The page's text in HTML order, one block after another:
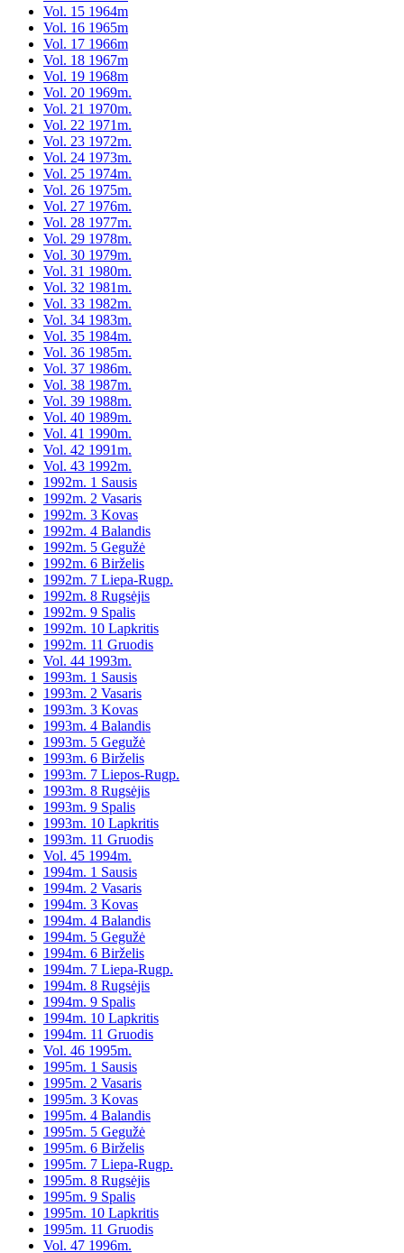
Vol. 15 1964m
Vol. 16 1965m
Vol. 17 1966m
Vol. 18 1967m
Vol. 19 1968m
Vol. 20 1969m.
Vol. 21 1970m.
Vol. 22 1971m.
Vol. 23 1972m.
Vol. 24 1973m.
Vol. 25 1974m.
Vol. 26 1975m.
Vol. 27 1976m.
Vol. 28 1977m.
Vol. 29 1978m.
Vol. 30 1979m.
Vol. 31 1980m.
Vol. 32 1981m.
Vol. 33 1982m.
Vol. 34 1983m.
Vol. 35 1984m.
Vol. 36 1985m.
Vol. 37 1986m.
Vol. 38 1987m.
Vol. 39 1988m.
Vol. 40 1989m.
Vol. 41 1990m.
Vol. 42 1991m.
Vol. 43 1992m.
1992m. 1 Sausis
1992m. 2 Vasaris
1992m. 3 Kovas
1992m. 4 Balandis
1992m. 5 Gegužė
1992m. 6 Birželis
1992m. 7 Liepa-Rugp.
1992m. 8 Rugsėjis
1992m. 9 Spalis
1992m. 10 Lapkritis
1992m. 11 Gruodis
Vol. 44 1993m.
1993m. 1 Sausis
1993m. 2 Vasaris
1993m. 3 Kovas
1993m. 4 Balandis
1993m. 5 Gegužė
1993m. 6 Birželis
1993m. 7 Liepos-Rugp.
1993m. 8 Rugsėjis
1993m. 9 Spalis
1993m. 10 Lapkritis
1993m. 11 Gruodis
Vol. 45 1994m.
1994m. 1 Sausis
1994m. 2 Vasaris
1994m. 3 Kovas
1994m. 4 Balandis
1994m. 5 Gegužė
1994m. 6 Birželis
1994m. 7 Liepa-Rugp.
1994m. 8 Rugsėjis
1994m. 9 Spalis
1994m. 10 Lapkritis
1994m. 11 Gruodis
Vol. 46 1995m.
1995m. 1 Sausis
1995m. 2 Vasaris
1995m. 3 Kovas
1995m. 4 Balandis
1995m. 5 Gegužė
1995m. 6 Birželis
1995m. 7 Liepa-Rugp.
1995m. 8 Rugsėjis
1995m. 9 Spalis
1995m. 10 Lapkritis
1995m. 11 Gruodis
Vol. 47 1996m.